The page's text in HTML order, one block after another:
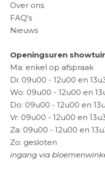
Over ons
FAQ's
Nieuws
Openingsuren
Ma: enkel op afspraak
Di: 09u00 - 12u00 en
Wo: 09u00 - 12u00 en
Do: 09u00 - 12u00 en
Vr: 09u00 - 12u00 en
Za: 09u00 - 12u00 en
Zo: gesloten
ingang via